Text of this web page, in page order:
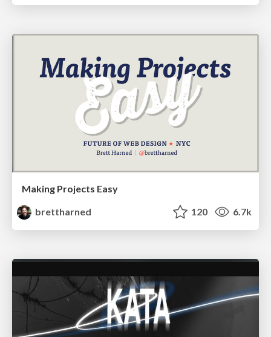
Making Projects Easy
brettharned
120 6.7k